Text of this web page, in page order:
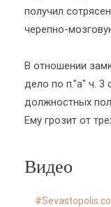
получил
черепно-
В отношении
дело по п."а" ч.
должностных
Ему грозит от
Видео